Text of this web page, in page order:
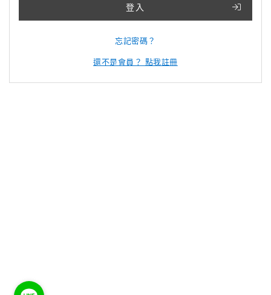
登入
忘記密碼？
還不是會員？ 點我註冊